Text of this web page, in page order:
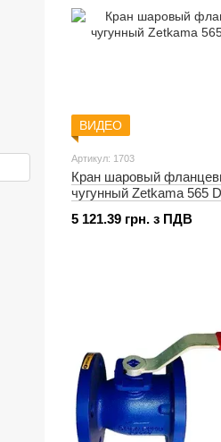
ВИДЕО
Артикул: 1703
Кран шаровый
чугунный Zetkama 565
5 121.39 грн. з ПДВ